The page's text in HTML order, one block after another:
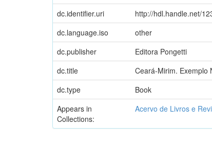
dc.identifier.uri http://hdl.handle.net/
dc.language.iso
other
dc.publisher
Editora Pongetti
dc.title
Ceará-Mirim. Exemplo
dc.type
Book
Appears in
Collections:
Acervo de Livros e